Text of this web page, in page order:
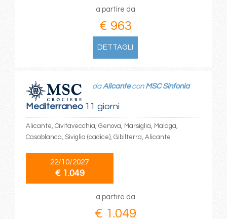
a partire da
€ 963
DETTAGLI
Mediterraneo11 giorni
daAlicantecon MSC Sinfonia
Alicante, Civitavecchia, Genova, Marsiglia, Malaga,
Casablanca, Siviglia (cadice), Gibilterra, Alicante
22/10/2027
€ 1.049
a partire da
€ 1.049